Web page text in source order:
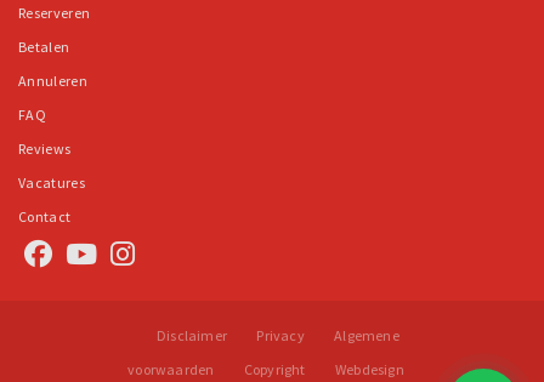
Reserveren
Betalen
Annuleren
FAQ
Reviews
Vacatures
Contact
Disclaimer Privacy
Algemene
voorwaarden
Copyright Webdesign